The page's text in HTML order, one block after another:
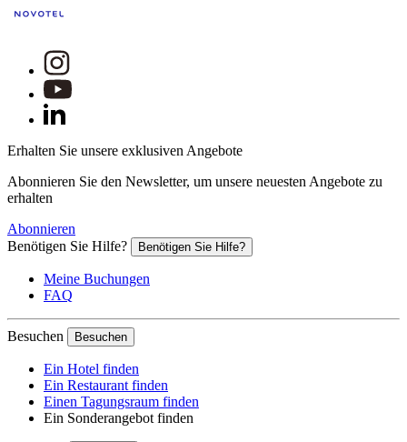
Erhalten Sie unsere exklusiven Angebote
Abonnieren Sie den Newsletter, um unsere neuesten Angebote zu
erhalten
Abonnieren
Benötigen Sie Hilfe?
Benötigen Sie Hilfe?
Meine Buchungen
FAQ
Besuchen Besuchen
Ein Hotel finden
Ein Restaurant finden
Einen Tagungsraum finden
Ein Sonderangebot finden